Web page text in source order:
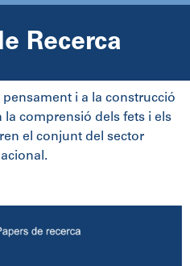
Recerca
pensament i a la construcció
comprensió dels fets i els
el conjunt del sector